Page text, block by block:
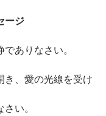
ージ
ありなさい。
き、愛の光線を受け
い。